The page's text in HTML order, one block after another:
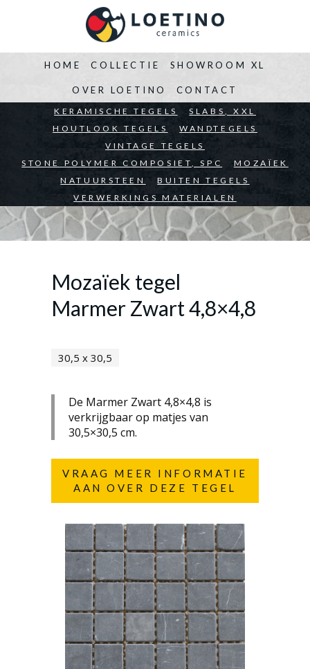
HOME
BEDRIJVEN ARCHITECTEN PARTICULIEREN
COLLECTIE
KERAMISCHE TEGELS
SLABS, XXL
HOUTLOOK TEGELS
WANDTEGELS
VINTAGE TEGELS
STONE POLYMER COMPOSIET, SPC
MOZAÏEK
NATUURSTEEN
BUITEN TEGELS
VERWERKINGS MATERIALEN
SHOWROOM XL
OVER LOETINO CONTACT
Mozaïek tegel
Marmer Zwart 4,8×4,8
30,5 x 30,5
De Marmer Zwart 4,8×4,8 is
verkrijgbaar op matjes van
30,5×30,5 cm.
VRAAG MEER INFORMATIE
AAN OVER DEZE TEGEL